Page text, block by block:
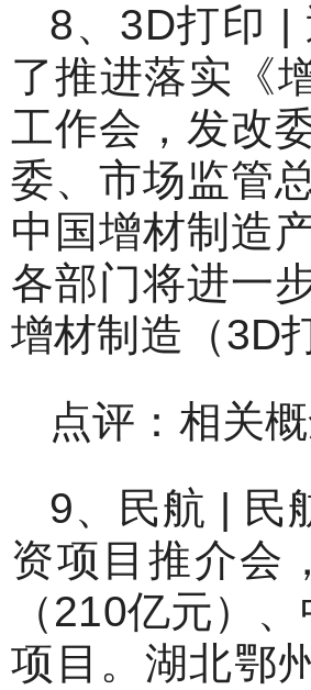
8、3D打印 |
了推进落实《
工作会，发改
委、市场监管
中国增材制造
各部门将进一
增材制造（3D
点评：相关
9、民航 | 民
资项目推介会
（210亿元）
项目。湖北鄂